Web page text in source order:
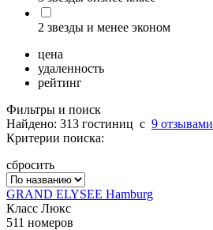
2 звезды и менее эконом
цена
удаленность
рейтинг
Фильтры и поиск
Найдено: 313 гостиниц c 9 отзывами
Критерии поиска:
сбросить
GRAND ELYSEE Hamburg
Класс Люкс
511 номеров